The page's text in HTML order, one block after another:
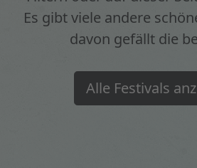
Es gibt viele andere
davon gefällt die
Alle Festivals